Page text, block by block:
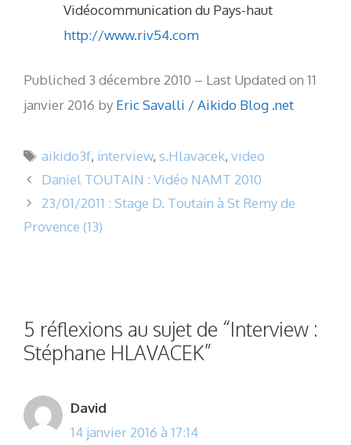
Vidéocommunication du Pays-haut
http://www.riv54.com
Publiched 3 décembre 2010 – Last Updated on 11
janvier 2016 by Eric Savalli / Aikido Blog .net
Étiquettes
aikido3f, interview,s.Hlavacek,video
Daniel TOUTAIN : Vidéo NAMT 2010
23/01/2011 : Stage D. Toutain à St Remy de
Provence (13)
5 réflexions au sujet de “Interview :
Stéphane HLAVACEK”
David
14 janvier 2016 à 17:14